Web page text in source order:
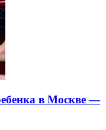
в Москве —